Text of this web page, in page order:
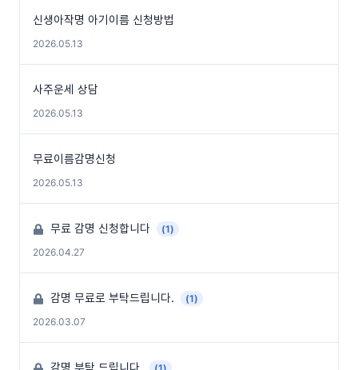
신생아작명 아기이름 신청방법
2026.05.13
사주운세 상담
2026.05.13
무료이름감명신청
2026.05.13
무료 감명 신청합니다
(1)
2026.04.27
감명 무료로 부탁드립니다.
(1)
2026.03.07
감명 부탁 드립니다.